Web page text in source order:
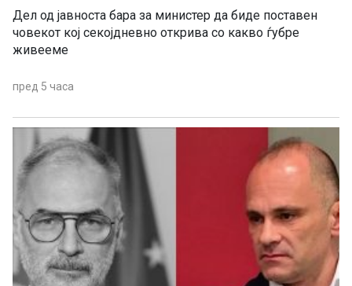
Дел од јавноста бара за министер да биде поставен
човекот кој секојдневно открива со какво ѓубре
живееме
пред 5 часа